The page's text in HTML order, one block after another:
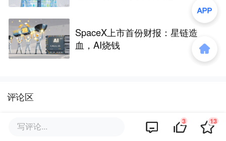
SpaceX上市首份财报：星链造
血，AI烧钱
评论区
写评论... 3 13